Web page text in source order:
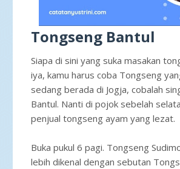
Tongseng Bantul
Siapa di sini yang suka masakan
iya, kamu harus coba Tongseng
sedang berada di Jogja, cobalah
Bantul. Nanti di pojok sebelah
penjual tongseng ayam yang lezat.
Buka pukul 6 pagi. Tongseng
lebih dikenal dengan sebutan